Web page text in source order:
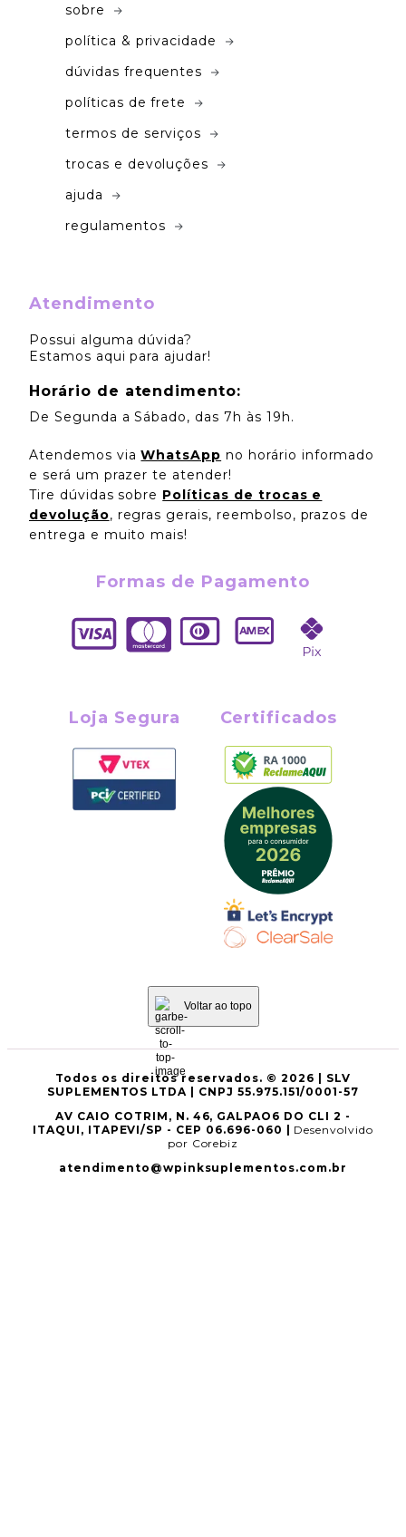
sobre
política & privacidade
dúvidas frequentes
políticas de frete
termos de serviços
trocas e devoluções
ajuda
regulamentos
Atendimento
Possui alguma dúvida?
Estamos aqui para ajudar!
Horário de atendimento:
De Segunda a Sábado, das 7h às 19h.
Atendemos via WhatsApp no horário informado
e será um prazer te atender!
Tire dúvidas sobre Políticas de trocas e
devolução, regras gerais, reembolso, prazos de
entrega e muito mais!
Formas de Pagamento
Loja Segura Certificados
Voltar ao topo
Todos os direitos reservados. © 2026 | SLV
SUPLEMENTOS LTDA | CNPJ 55.975.151/0001-57
AV CAIO COTRIM, N. 46, GALPAO6 DO CLI 2 -
ITAQUI, ITAPEVI/SP - CEP 06.696-060 | Desenvolvido
por Corebiz
atendimento@wpinksuplementos.com.br